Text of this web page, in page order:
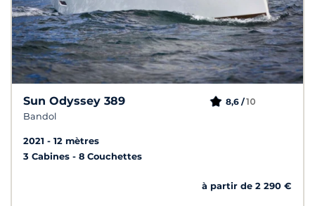
Sun Odyssey 389
Bandol
8,6 /10
2021
12 mètres
3 Cabines
8 Couchettes
à partir de 2 290 €